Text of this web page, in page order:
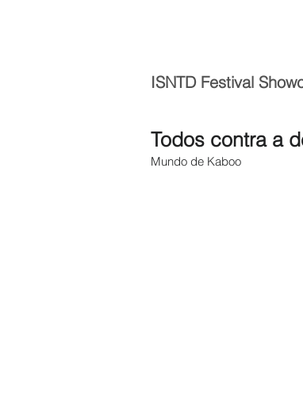
ISNTD Festival
Todos contra a
Mundo de Kaboo